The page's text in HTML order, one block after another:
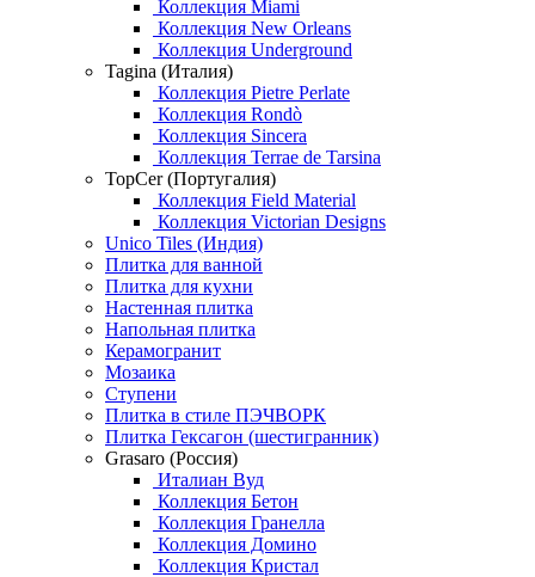
Коллекция Miami
Коллекция New Orleans
Коллекция Underground
Tagina (Италия)
Коллекция Pietre Perlate
Коллекция Rondò
Коллекция Sincera
Коллекция Terrae de Tarsina
TopCer (Португалия)
Коллекция Field Material
Коллекция Victorian Designs
Unico Tiles (Индия)
Плитка для ванной
Плитка для кухни
Настенная плитка
Напольная плитка
Керамогранит
Мозаика
Ступени
Плитка в стиле ПЭЧВОРК
Плитка Гексагон (шестигранник)
Grasaro (Россия)
Италиан Вуд
Коллекция Бетон
Коллекция Гранелла
Коллекция Домино
Коллекция Кристал